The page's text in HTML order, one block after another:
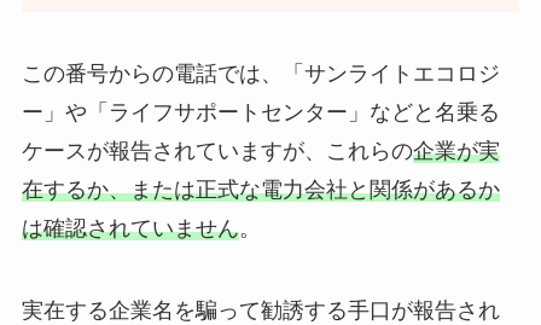
この番号からの電話では、「サンライトエコロジ
ー」や「ライフサポートセンター」などと名乗る
ケースが報告されていますが、これらの企業が実
在するか、または正式な電力会社と関係があるか
は確認されていません。
実在する企業名を騙って勧誘する手口が報告され